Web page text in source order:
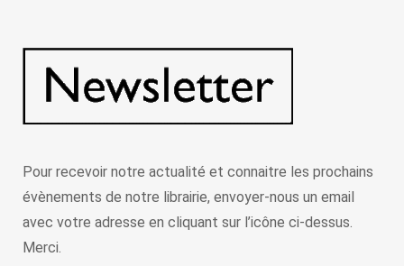
Pour recevoir notre actualité et connaitre les prochains
évènements de notre librairie, envoyer-nous un email
avec votre adresse en cliquant sur l’icône ci-dessus.
Merci.